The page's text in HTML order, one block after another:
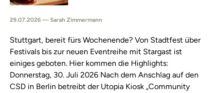
29.07.2026 — Sarah Zimmermann
Stuttgart, bereit fürs Wochenende? Von Stadtfest über
Festivals bis zur neuen Eventreihe mit Stargast ist
einiges geboten. Hier kommen die Highlights:
Donnerstag, 30. Juli 2026 Nach dem Anschlag auf den
CSD in Berlin betreibt der Utopia Kiosk „Community